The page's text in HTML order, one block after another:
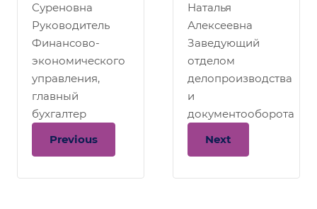
Суреновна
Руководитель
Финансово-
экономического
управления,
главный
бухгалтер
Previous
Наталья
Алексеевна
Заведующий
отделом
делопроизводства
и
документооборота
Next